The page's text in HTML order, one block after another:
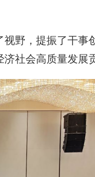
野，提振了干事
社会高质量发展